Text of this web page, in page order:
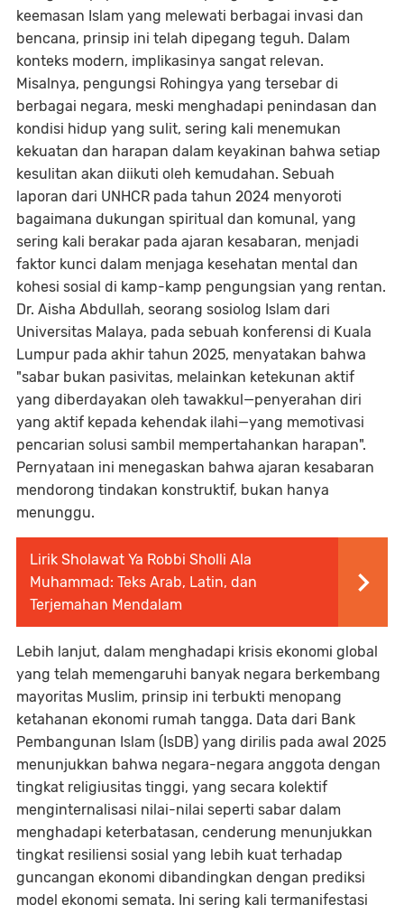
keemasan Islam yang melewati berbagai invasi dan
bencana, prinsip ini telah dipegang teguh. Dalam
konteks modern, implikasinya sangat relevan.
Misalnya, pengungsi Rohingya yang tersebar di
berbagai negara, meski menghadapi penindasan dan
kondisi hidup yang sulit, sering kali menemukan
kekuatan dan harapan dalam keyakinan bahwa setiap
kesulitan akan diikuti oleh kemudahan. Sebuah
laporan dari UNHCR pada tahun 2024 menyoroti
bagaimana dukungan spiritual dan komunal, yang
sering kali berakar pada ajaran kesabaran, menjadi
faktor kunci dalam menjaga kesehatan mental dan
kohesi sosial di kamp-kamp pengungsian yang rentan.
Dr. Aisha Abdullah, seorang sosiolog Islam dari
Universitas Malaya, pada sebuah konferensi di Kuala
Lumpur pada akhir tahun 2025, menyatakan bahwa
"sabar bukan pasivitas, melainkan ketekunan aktif
yang diberdayakan oleh tawakkul—penyerahan diri
yang aktif kepada kehendak ilahi—yang memotivasi
pencarian solusi sambil mempertahankan harapan".
Pernyataan ini menegaskan bahwa ajaran kesabaran
mendorong tindakan konstruktif, bukan hanya
menunggu.
Lirik Sholawat Ya Robbi Sholli Ala
Muhammad: Teks Arab, Latin, dan
Terjemahan Mendalam
Lebih lanjut, dalam menghadapi krisis ekonomi global
yang telah memengaruhi banyak negara berkembang
mayoritas Muslim, prinsip ini terbukti menopang
ketahanan ekonomi rumah tangga. Data dari Bank
Pembangunan Islam (IsDB) yang dirilis pada awal 2025
menunjukkan bahwa negara-negara anggota dengan
tingkat religiusitas tinggi, yang secara kolektif
menginternalisasi nilai-nilai seperti sabar dalam
menghadapi keterbatasan, cenderung menunjukkan
tingkat resiliensi sosial yang lebih kuat terhadap
guncangan ekonomi dibandingkan dengan prediksi
model ekonomi semata. Ini sering kali termanifestasi